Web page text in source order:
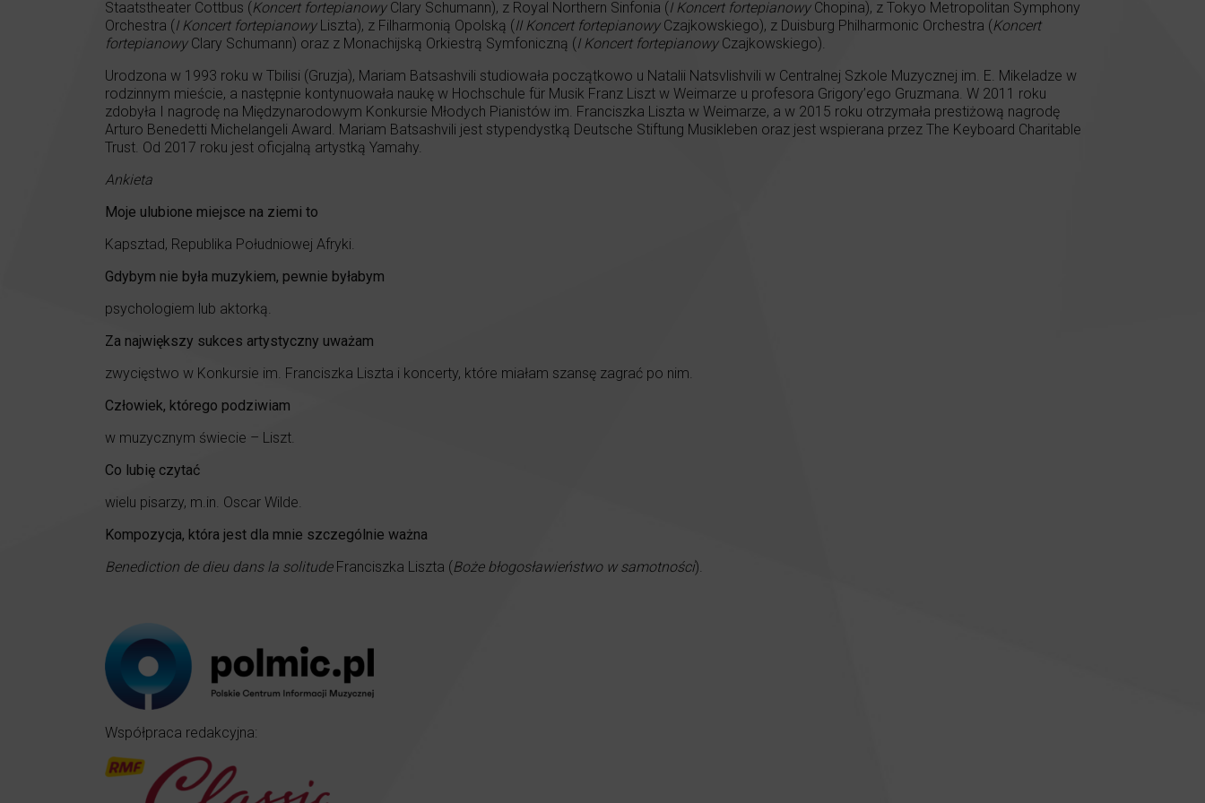
Staatstheater Cottbus (Koncert fortepianowyClary Schumann), z Royal Northern Sinfonia (I Koncert fortepianowy Chopina), z Tokyo Metropolitan Symphony
Orchestra (I Koncert fortepianowyLiszta), z Filharmonią Opolską (II Koncert fortepianowyCzajkowskiego), z Duisburg Philharmonic Orchestra (Koncert
fortepianowyClary Schumann) oraz z Monachijską Orkiestrą Symfoniczną (I Koncert fortepianowyCzajkowskiego).
Urodzona w 1993 roku w Tbilisi (Gruzja), Mariam Batsashvili studiowała początkowo u Natalii Natsvlishvili w Centralnej Szkole Muzycznej im. E. Mikeladze w
rodzinnym mieście, a następnie kontynuowała naukę w Hochschule für Musik Franz Liszt w Weimarze u profesora Grigory’ego Gruzmana. W 2011 roku
zdobyła I nagrodę na Międzynarodowym Konkursie Młodych Pianistów im. Franciszka Liszta w Weimarze, a w 2015 roku otrzymała prestiżową nagrodę
Arturo Benedetti Michelangeli Award. Mariam Batsashvili jest stypendystką Deutsche Stiftung Musikleben oraz jest wspierana przez The Keyboard Charitable
Trust. Od 2017 roku jest oficjalną artystką Yamahy.
Ankieta
Moje ulubione miejsce na ziemi to
Kapsztad, Republika Południowej Afryki.
Gdybym nie była muzykiem, pewnie byłabym
psychologiem lub aktorką.
Za największy sukces artystyczny uważam
zwycięstwo w Konkursie im. Franciszka Liszta i koncerty, które miałam szansę zagrać po nim.
Człowiek, którego podziwiam
w muzycznym świecie – Liszt.
Co lubię czytać
wielu pisarzy, m.in. Oscar Wilde.
Kompozycja, która jest dla mnie szczególnie ważna
Benediction de dieu dans la solitudeFranciszka Liszta (Boże błogosławieństwo w samotności).
Współpraca redakcyjna: